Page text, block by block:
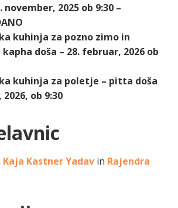
november, 2025 ob 9:30 –
kuhinja za pozno zimo in
doša – 28. februar, 2026 ob
kuhinja za poletje – pitta doša
2026, ob 9:30
Kaja Kastner Yadavin Rajendra